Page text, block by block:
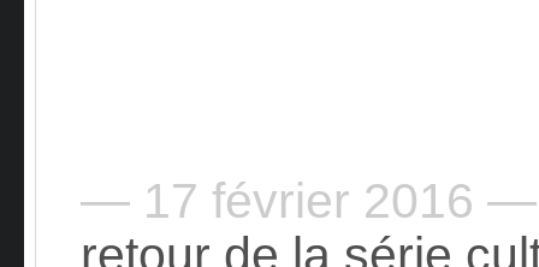
— 17 février 2016 —
retour de la série